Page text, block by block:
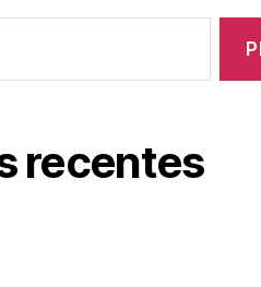
recentes